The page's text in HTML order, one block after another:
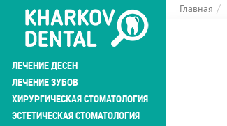
Перейти
основному
содержанию
ЛЕЧЕНИЕ ДЕСЕН
ЛЕЧЕНИЕ ЗУБОВ
ХИРУРГИЧЕСКАЯ СТОМАТОЛОГИЯ
ЭСТЕТИЧЕСКАЯ СТОМАТОЛОГИЯ
Главная